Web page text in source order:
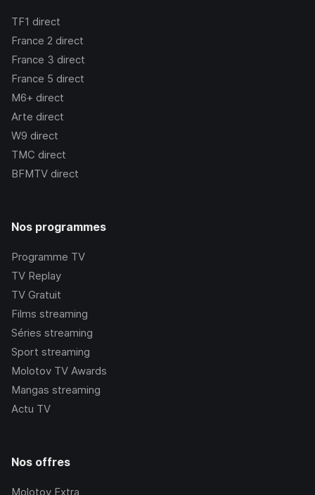
TF1 direct
France 2 direct
France 3 direct
France 5 direct
M6+ direct
Arte direct
W9 direct
TMC direct
BFMTV direct
Nos programmes
Programme TV
TV Replay
TV Gratuit
Films streaming
Séries streaming
Sport streaming
Molotov TV Awards
Mangas streaming
Actu TV
Nos offres
Molotov Extra